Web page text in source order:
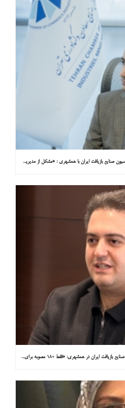
گفتگوی ویژه روز بدون کیسه پلاستیکی دبیر فدراسیون صنایع بازیافت ایران با همشهری : «مشکل از مدیریت پسماند پلاستیکی است، نه کیسه پلاستیکی»
یادداشت ویژه هفته محیط‌زیست رئیس فدراسیون صنایع بازیافت ایران در همشهری: «فقط ۱۸۰ مصوبه برای خارج کردن خودروهای فرسوده از خیابان‌ها»